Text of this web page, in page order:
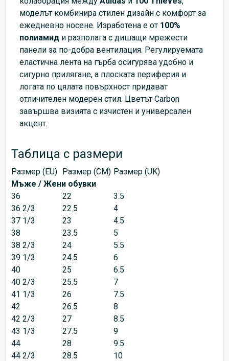
моделът комбинира стилен дизайн с комфорт за
ежедневно носене. Изработена е от 100%
полиамид и разполага с дишащи мрежести
панели за по-добра вентилация. Регулируемата
еластична лента на гърба осигурява удобно и
сигурно прилягане, а плоската периферия и
логата по цялата повърхност придават
отличителен модерен стил. Цветът Carbon
завършва визията с изчистен и универсален
акцент.
Таблица с размери
Размер (EU) Размер (CM) Размер (UK)
Мъже / Жени обувки
36
22
3.5
36 2/3
22.5
4
37 1/3
23
4.5
38
23.5
5
38 2/3
24
5.5
39 1/3
24.5
6
40
25
6.5
40 2/3
25.5
7
41 1/3
26
7.5
42
26.5
8
42 2/3
27
8.5
43 1/3
27.5
9
44
28
9.5
44 2/3
28.5
10